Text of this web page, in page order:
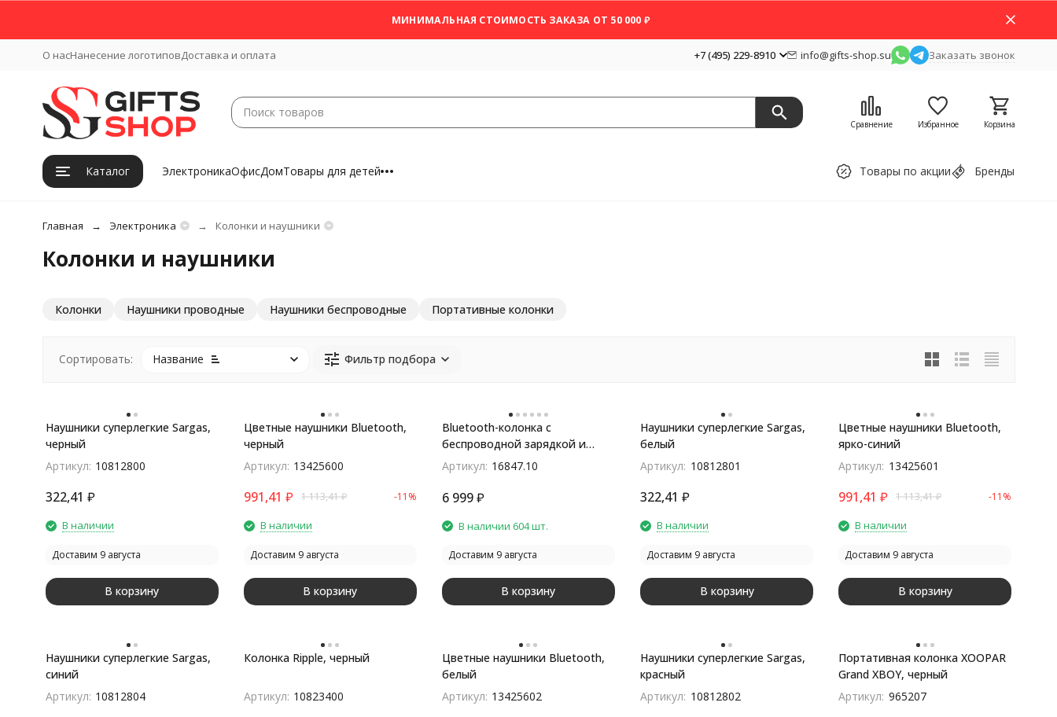
МИНИМАЛЬНАЯ СТОИМОСТЬ ЗАКАЗА ОТ 50 000 ₽
О насНанесение логотиповДоставка и оплата +7 (495) 229-8910 info@gifts-shop.su Заказать звонок
Сравнение Избранное Корзина
Каталог ЭлектроникаОфисДомТовары для детей Товары по акции Бренды
Главная Электроника Колонки и наушники
Колонки и наушники
Колонки Наушники проводные Наушники беспроводные Портативные колонки
Сортировать: Название
покупателей
Фильтр подбора
Наушники суперлегкие Sargas,
черный
Артикул: 10812800
322,41 ₽
В наличии
Доставим 9 августа
В корзину
Цветные наушники Bluetooth,
черный
Артикул: 13425600
991,41 ₽ 1 113,41₽ -11%
В наличии
Доставим 9 августа
В корзину
Bluetooth-колонка с
беспроводной зарядкой и
часами netEnergy, серая
Артикул: 16847.10
6 999₽
В наличии 604 шт.
Доставим 9 августа
В корзину
Наушники суперлегкие Sargas,
белый
Артикул: 10812801
322,41 ₽
В наличии
Доставим 9 августа
В корзину
Цветные наушники Bluetooth,
ярко-синий
Артикул: 13425601
991,41 ₽ 1 113,41₽ -11%
В наличии
Доставим 9 августа
В корзину
Наушники суперлегкие Sargas,
синий
Артикул: 10812804
Колонка Ripple, черный
Артикул: 10823400
Цветные наушники Bluetooth,
белый
Артикул: 13425602
Наушники суперлегкие Sargas,
красный
Артикул: 10812802
Портативная колонка XOOPAR
Grand XBOY, черный
Артикул: 965207